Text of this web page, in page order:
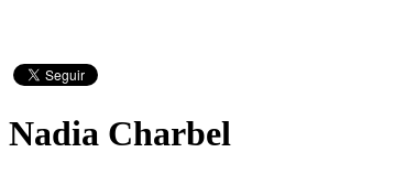
Nadia Charbel